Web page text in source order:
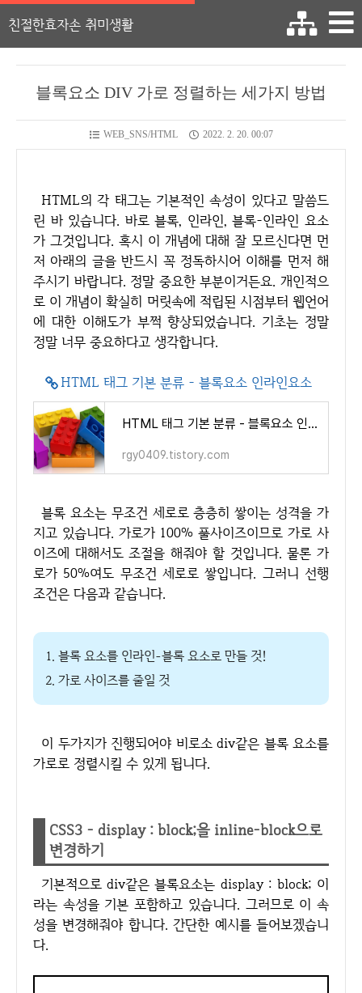
친절한효자손 취미생활
블록요소 DIV 가로 정렬하는 세가지 방법
WEB_SNS/HTML 2022. 2. 20. 00:07
HTML의 각 태그는 기본적인 속성이 있다고 말씀드
린 바 있습니다. 바로 블록, 인라인, 블록-인라인 요소
가 그것입니다. 혹시 이 개념에 대해 잘 모르신다면 먼
저 아래의 글을 반드시 꼭 정독하시어 이해를 먼저 해
주시기 바랍니다. 정말 중요한 부분이거든요. 개인적으
로 이 개념이 확실히 머릿속에 적립된 시점부터 웹언어
에 대한 이해도가 부쩍 향상되었습니다. 기초는 정말
정말 너무 중요하다고 생각합니다.
HTML 태그 기본 분류 - 블록요소 인라인요소
HTML 태그 기본 분류 - 블록요소 인라인요소
rgy0409.tistory.com
블록 요소는 무조건 세로로 층층히 쌓이는 성격을 가
지고 있습니다. 가로가 100% 풀사이즈이므로 가로 사
이즈에 대해서도 조절을 해줘야 할 것입니다. 물론 가
로가 50%여도 무조건 세로로 쌓입니다. 그러니 선행
조건은 다음과 같습니다.
1. 블록 요소를 인라인-블록 요소로 만들 것!
2. 가로 사이즈를 줄일 것
이 두가지가 진행되어야 비로소 div같은 블록 요소를
가로로 정렬시킬 수 있게 됩니다.
CSS3 - display : block;을 inline-block으로
변경하기
기본적으로 div같은 블록요소는 display : block; 이
라는 속성을 기본 포함하고 있습니다. 그러므로 이 속
성을 변경해줘야 합니다. 간단한 예시를 들어보겠습니
다.